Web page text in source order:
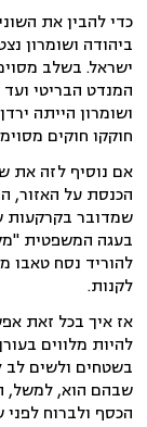
כדי להבין את
ביהודה ושומרון
ישראל. בשלב
המנדט הבריטי
ושומרון הייתה
חוקקו חוקים
הכנסת על האזור,
שמדובר בקרקעות
בעגה המשפטית
להוריד נסח טאבו
לקנות.
אז איך בכל זאת
להיות מלווים
בשטחים ולשים לב
שבהם הוא, למשל,
הכסף ולברוח